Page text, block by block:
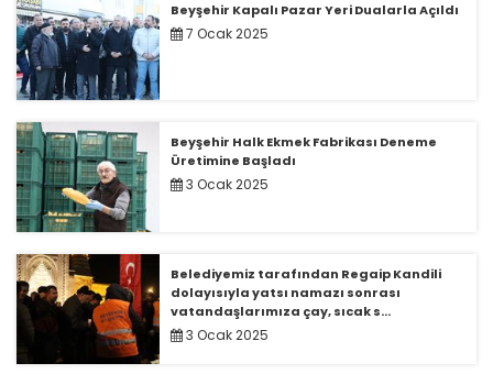
Beyşehir Kapalı Pazar Yeri Dualarla Açıldı
7 Ocak 2025
Beyşehir Halk Ekmek Fabrikası Deneme
Üretimine Başladı
3 Ocak 2025
Belediyemiz tarafından Regaip Kandili
dolayısıyla yatsı namazı sonrası
vatandaşlarımıza çay, sıcak s...
3 Ocak 2025